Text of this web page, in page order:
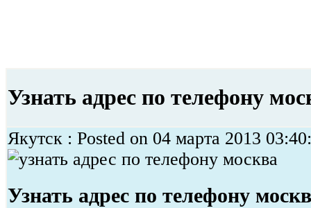
Узнать адрес по телефону
Якутск : Posted on 04 марта 2013
Узнать адрес по телефону